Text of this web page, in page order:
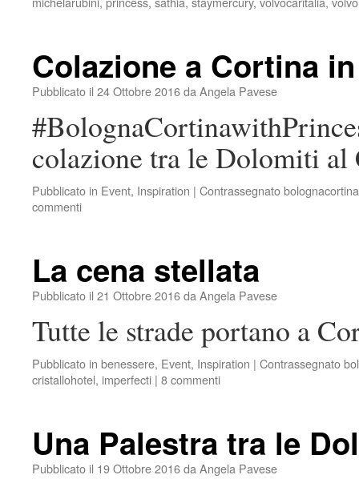
Colazione a Cortina
Pubblicato il 24 Ottobre 2016da Angela Pavese
colazione tra le Dolomiti
Pubblicato in Event, Inspiration | Contrassegnato
commenti
La cena stellata
Pubblicato il 21 Ottobre 2016da Angela Pavese
Tutte le strade portano a
Pubblicato in benessere, Event, Inspiration | Contrassegnato
cristallohotel, imperfecti | 8 commenti
Una Palestra tra le
Pubblicato il 19 Ottobre 2016da Angela Pavese